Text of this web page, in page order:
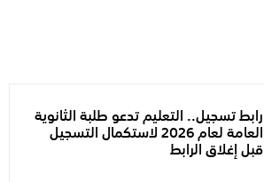
رابط تسجيل.. التعليم تدعو طلبة الثانوية
العامة لعام 2026 لاستكمال التسجيل
قبل إغلاق الرابط